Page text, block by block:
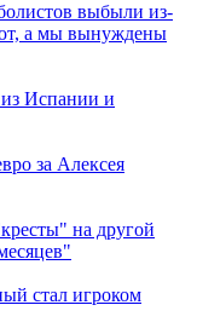
выбыли из-
а мы вынуждены
Испании и
за Алексея
на другой
стал игроком